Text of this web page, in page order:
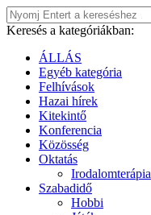
Keresés a kategóriákban:
ÁLLÁS
Egyéb kategória
Felhívások
Hazai hírek
Kitekintő
Konferencia
Közösség
Oktatás
Irodalomterápia
Szabadidő
Hobbi